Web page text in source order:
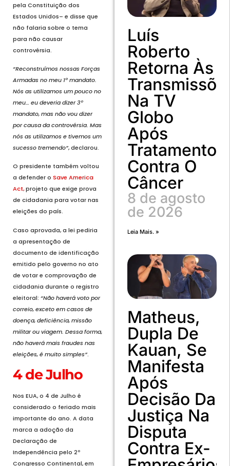
pela Constituição dos
Estados Unidos– e disse que
não falaria sobre o tema
para não causar
controvérsia.
“Reconstruímos nossas Forças
Armadas no meu 1º mandato.
Nós as utilizamos um pouco no
meu… eu deveria dizer 3º
mandato, mas não vou dizer
por causa da controvérsia. Mas
nós as utilizamos e tivemos um
sucesso tremendo”, declarou.
O presidente também voltou
a defender o Save America
Act,projeto que exige prova
de cidadania para votar nas
eleições do país.
Caso aprovada, a lei pediria
a apresentação de
documento de identificação
emitido pelo governo no ato
de votar e comprovação de
cidadania durante o registro
eleitoral: “Não haverá voto por
correio, exceto em casos de
doença, deficiência, missão
militar ou viagem. Dessa forma,
não haverá mais fraudes nas
eleições, é muito simples”.
4 de Julho
Nos EUA, o 4 de Julho é
considerado o feriado mais
importante do ano. A data
marca a adoção da
Declaração de
Independência pelo 2º
Congresso Continental, em
Luís
Roberto
Retorna Às
Na TV
Globo
Após
Tratamento
Contra O
Câncer
8 de agosto
de 2026
Leia Mais. »
Matheus,
Dupla De
Kauan, Se
Manifesta
Após
Decisão Da
Justiça Na
Disputa
Contra Ex-